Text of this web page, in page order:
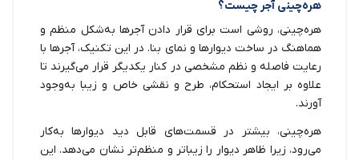
هره‌چینی آجر چیست؟
هره‌چینی، روشی است برای قرار دادن آجرها به‌شکل منظم و
هماهنگ در ساخت دیوارها و نمای بنا. در این تکنیک، آجرها با
رعایت فاصله و نظم مشخصی در کنار یکدیگر قرار می‌گیرند تا
علاوه بر ایجاد استحکام، طرح و نقشی خاص و زیبا به‌وجود
آورند.
هره‌چینی، بیشتر در قسمت‌های قابل دید دیوارها به‌کار
می‌رود، زیرا ظاهر دیوار را زیباتر و منظم‌تر نشان می‌دهد. این